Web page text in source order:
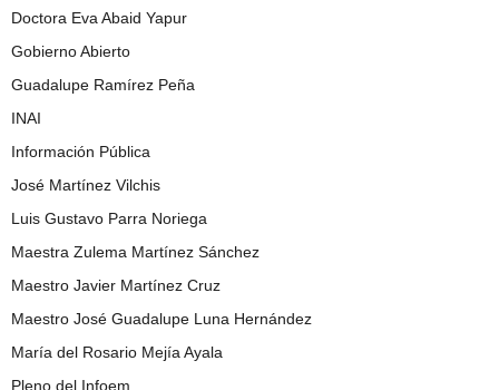
Doctora Eva Abaid Yapur
Gobierno Abierto
Guadalupe Ramírez Peña
INAI
Información Pública
José Martínez Vilchis
Luis Gustavo Parra Noriega
Maestra Zulema Martínez Sánchez
Maestro Javier Martínez Cruz
Maestro José Guadalupe Luna Hernández
María del Rosario Mejía Ayala
Pleno del Infoem